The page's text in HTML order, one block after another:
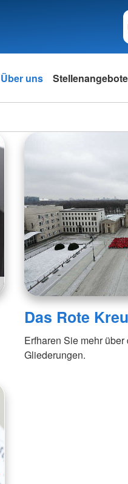
Über uns Stellenangebote
Das Rote
Erfharen Sie mehr
Gliederungen.